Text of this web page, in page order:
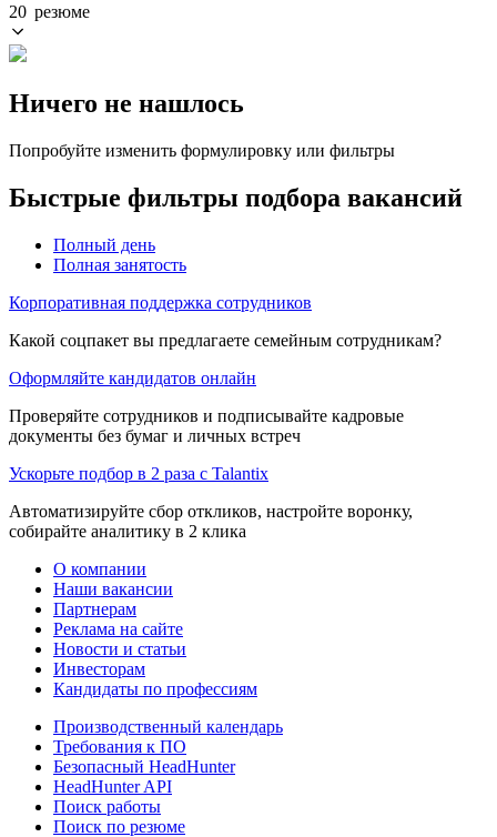
20 резюме
Ничего не нашлось
Попробуйте изменить формулировку или фильтры
Быстрые фильтры подбора вакансий
Полный день
Полная занятость
Корпоративная поддержка сотрудников
Какой соцпакет вы предлагаете семейным сотрудникам?
Оформляйте кандидатов онлайн
Проверяйте сотрудников и подписывайте кадровые
документы без бумаг и личных встреч
Ускорьте подбор в 2 раза с Talantix
Автоматизируйте сбор откликов, настройте воронку,
собирайте аналитику в 2 клика
О компании
Наши вакансии
Партнерам
Реклама на сайте
Новости и статьи
Инвесторам
Кандидаты по профессиям
Производственный календарь
Требования к ПО
Безопасный HeadHunter
HeadHunter API
Поиск работы
Поиск по резюме